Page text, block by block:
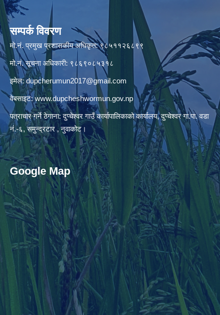
सम्पर्क विवरण
मो.नं. प्रमुख प्रशासकीय अधिकृत: ९८५११२६८९९
मो.नं. सूचना अधिकारी: ९८६९०८५३१८
इमेल:dupcherumun2017@gmail.com
वेबसाइट:www.dupcheshwormun.gov.np
पत्राचार गर्ने ठेगाना: दुप्चेश्वर गाउँ कार्यापालिकाको कार्यालय, दुप्चेश्वर गा.पा. वडा
नं.-६, समुन्द्रटार , नुवाकोट।
Google Map